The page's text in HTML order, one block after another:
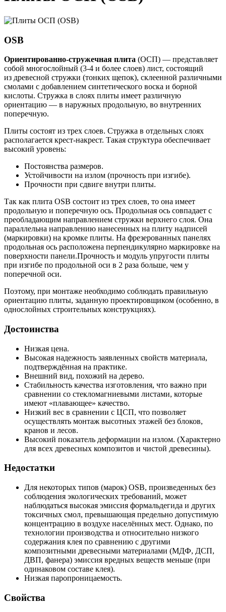
OSB
Ориентированно-стружечная плита (ОСП) — представляет
собой многослойный (3-4 и более слоев) лист, состоящий
из древесной стружки (тонких щепок), склеенной различными
смолами с добавлением синтетического воска и борной
кислоты. Стружка в слоях плиты имеет различную
ориентацию — в наружных продольную, во внутренних
поперечную.
Плиты состоят из трех слоев. Стружка в отдельных слоях
располагается крест-накрест. Такая структура обеспечивает
высокий уровень:
Постоянства размеров.
Устойчивости на излом (прочность при изгибе).
Прочности при сдвиге внутри плиты.
Так как плита OSB состоит из трех слоев, то она имеет
продольную и поперечную ось. Продольная ось совпадает с
преобладающим направлением стружки верхнего слоя. Она
параллельна направлению нанесенных на плиту надписей
(маркировки) на кромке плиты. На фрезерованных панелях
продольная ось расположена перпендикулярно маркировке на
поверхности панели.Прочность и модуль упругости плиты
при изгибе по продольной оси в 2 раза больше, чем у
поперечной оси.
Поэтому, при монтаже необходимо соблюдать правильную
ориентацию плиты, заданную проектировщиком (особенно, в
однослойных строительных конструкциях).
Достоинства
Низкая цена.
Высокая надежность заявленных свойств материала,
подтверждённая на практике.
Внешний вид, похожий на дерево.
Стабильность качества изготовления, что важно при
сравнении со стекломагниевыми листами, которые
имеют «плавающее» качество.
Низкий вес в сравнении с ЦСП, что позволяет
осуществлять монтаж высотных этажей без блоков,
кранов и лесов.
Высокий показатель деформации на излом. (Характерно
для всех древесных композитов и чистой древесины).
Недостатки
Для некоторых типов (марок) OSB, произведенных без
соблюдения экологических требований, может
наблюдаться высокая эмиссия формальдегида и других
токсичных смол, превышающая предельно допустимую
концентрацию в воздухе населённых мест. Однако, по
технологии производства и относительно низкого
содержания клея по сравнению с другими
композитными древесными материалами (МДФ, ДСП,
ДВП, фанера) эмиссия вредных веществ меньше (при
одинаковом составе клея).
Низкая паропроницаемость.
Свойства